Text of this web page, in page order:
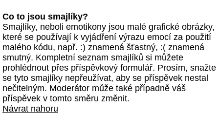
Co to jsou smajlíky?
Smajlíky, neboli emotikony jsou malé grafické obrázky,
které se používají k vyjádření výrazu emocí za použití
malého kódu, např. :) znamená šťastný, :( znamená
smutný. Kompletní seznam smajlíků si můžete
prohlédnout přes příspěvkový formulář. Prosím, snažte
se tyto smajlíky nepřeužívat, aby se příspěvek nestal
nečitelným. Moderátor může také případně váš
příspěvek v tomto směru změnit.
Návrat nahoru